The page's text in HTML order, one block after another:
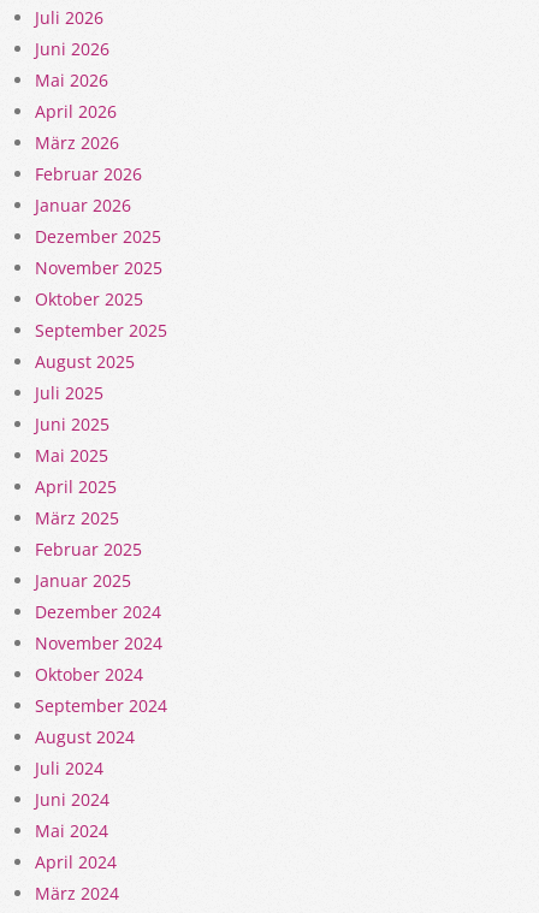
Juli 2026
Juni 2026
Mai 2026
April 2026
März 2026
Februar 2026
Januar 2026
Dezember 2025
November 2025
Oktober 2025
September 2025
August 2025
Juli 2025
Juni 2025
Mai 2025
April 2025
März 2025
Februar 2025
Januar 2025
Dezember 2024
November 2024
Oktober 2024
September 2024
August 2024
Juli 2024
Juni 2024
Mai 2024
April 2024
März 2024